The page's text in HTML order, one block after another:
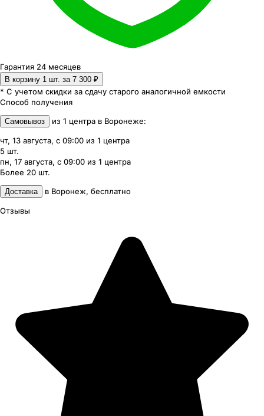
Гарантия 24 месяцев
В корзину 1 шт. за 7 300 ₽
* С учетом скидки за сдачу старого аналогичной емкости
Способ получения
Самовывоз из 1 центра в Воронеже:
чт, 13 августа, с 09:00 из 1 центра
5 шт.
пн, 17 августа, с 09:00 из 1 центра
Более 20 шт.
Доставка в Воронеж, бесплатно
Отзывы